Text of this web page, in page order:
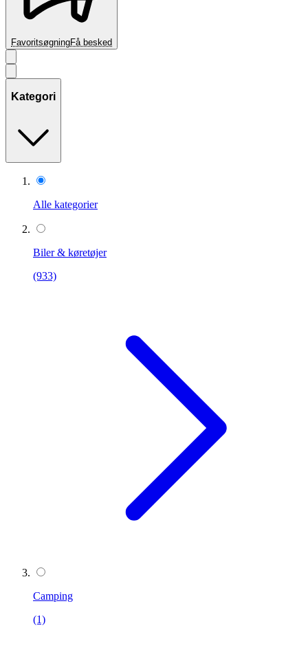
FavoritsøgningFå besked
Kategori
Alle kategorier
Biler & køretøjer
(933)
Camping
(1)